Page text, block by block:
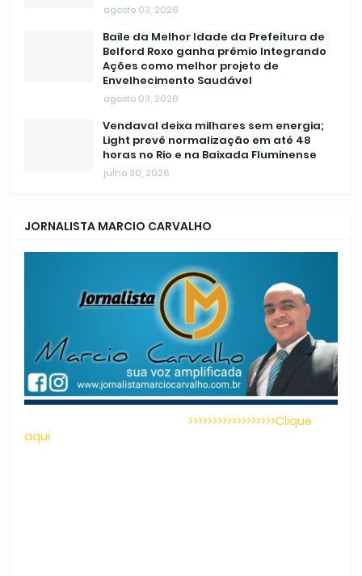
agosto 03, 2026
Baile da Melhor Idade da Prefeitura de
Belford Roxo ganha prêmio Integrando
Ações como melhor projeto de
Envelhecimento Saudável
agosto 03, 2026
Vendaval deixa milhares sem energia;
Light prevê normalização em até 48
horas no Rio e na Baixada Fluminense
julho 30, 2026
JORNALISTA MARCIO CARVALHO
>>>>>>>>>>>>>>>>>>Clique
aqui